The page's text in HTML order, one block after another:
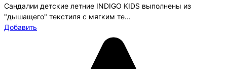
Сандалии детские летние INDIGO KIDS выполнены из
"дышащего" текстиля с мягким те...
Добавить